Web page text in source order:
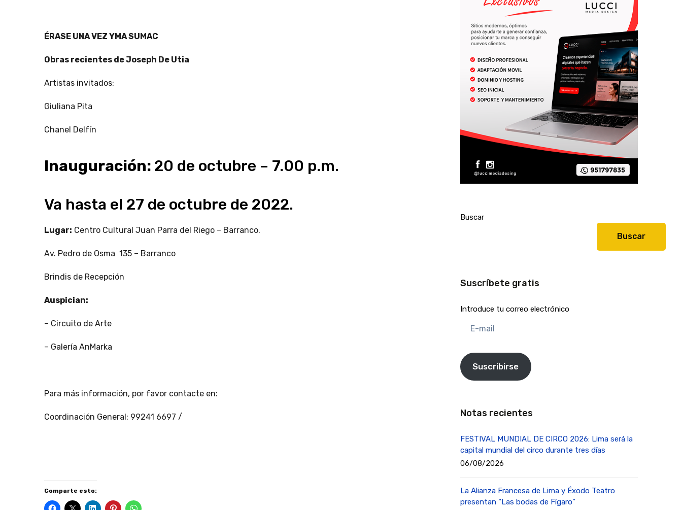
ÉRASE UNA VEZ YMA SUMAC
Obras recientes de Joseph De Utia
Artistas invitados:
Giuliana Pita
Chanel Delfín
Inauguración: 20 de octubre – 7.00 p.m.
Va hasta el 27 de octubre de 2022.
Lugar: Centro Cultural Juan Parra del Riego – Barranco.
Av. Pedro de Osma 135 – Barranco
Brindis de Recepción
Auspician:
– Circuito de Arte
– Galería AnMarka
Para más información, por favor contacte en:
Coordinación General: 99241 6697 /
Comparte esto:
Buscar
Buscar
Suscríbete gratis
Introduce tu correo electrónico
mail
Suscribirse
Notas recientes
FESTIVAL MUNDIAL DE CIRCO 2026: Lima será la
capital mundial del circo durante tres días
06/08/2026
La Alianza Francesa de Lima y Éxodo Teatro
presentan “Las bodas de Fígaro”